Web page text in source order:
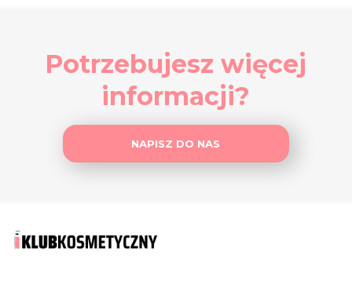
Potrzebujesz więcej
informacji?
NAPISZ DO NAS